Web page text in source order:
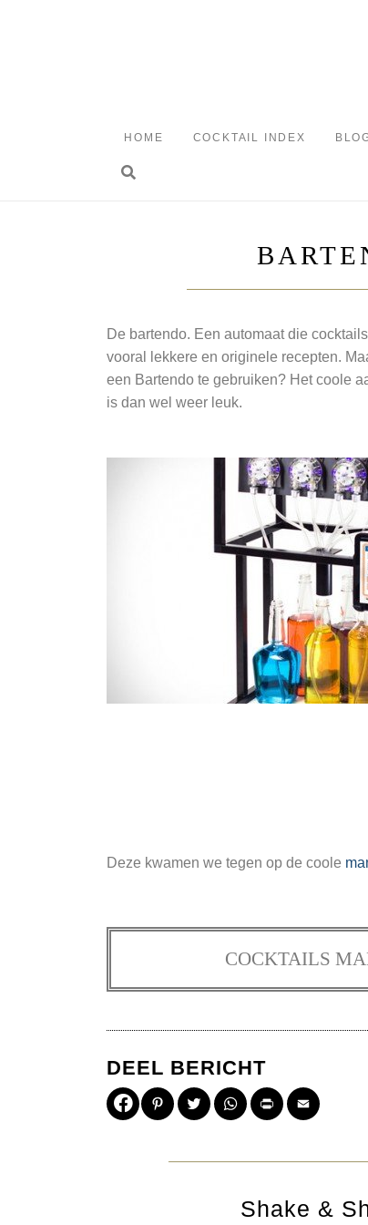
HOME COCKTAIL INDEX
Toggle search
De bartendo. Een automaat die
vooral lekkere en originele recepten.
een Bartendo te gebruiken? Het coole
is dan wel weer leuk.
Deze kwamen we tegen op de coole
COCKTAILS
DEEL BERICHT
PinterestTwitterWhatsApp
Print
Shake &